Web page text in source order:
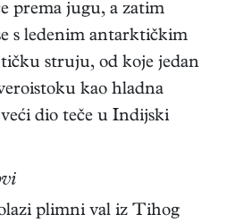
prema jugu, a zatim
s ledenim antarktičkim
struju, od koje jedan
kao hladna
dio teče u Indijski
plimni val iz Tihog